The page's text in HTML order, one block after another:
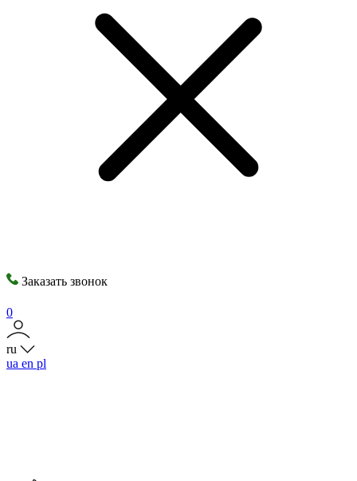
Заказать звонок
0
ru
ua en pl